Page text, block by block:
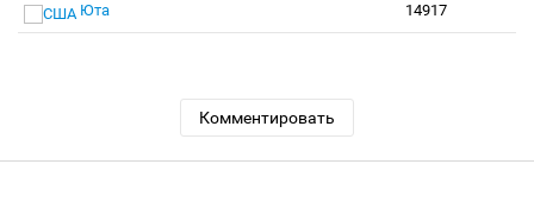
Юта 14917
Комментировать